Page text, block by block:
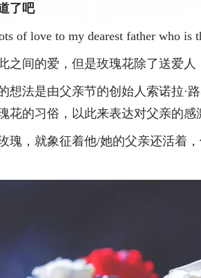
了吧
of love to my dearest father who is
之间的爱，但是玫瑰花除了送爱人
想法是由父亲节的创始人索诺拉·
的习俗，以此来表达对父亲的感
瑰，就象征着他/她的父亲还活着